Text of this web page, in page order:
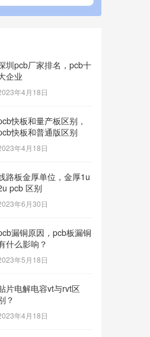
圳pcb厂家排名，pcb十
企业
年4月18日
快板和量产板区别，
快板和普通版区别
年4月18日
路板金厚单位，金厚1u
pcb 区别
年6月30日
漏铜原因，pcb板漏铜
什么影响？
年5月18日
片电解电容vt与rvt区
？
年4月18日